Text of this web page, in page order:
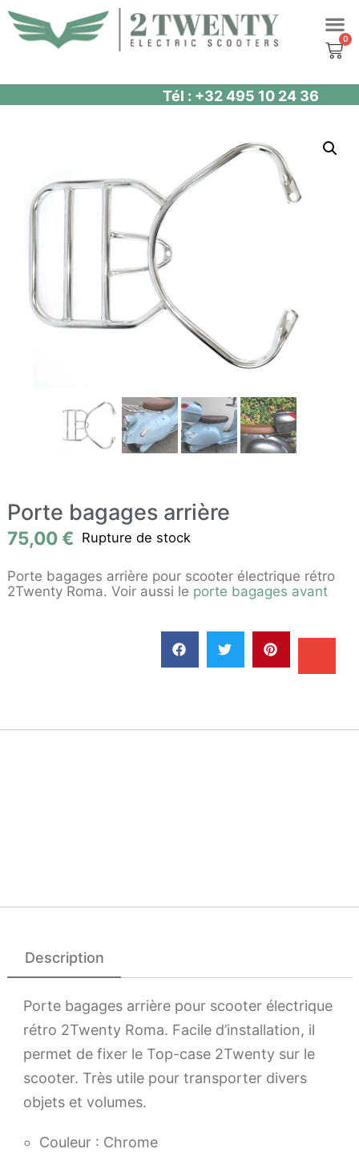
Aller
au
Tél : +32 495 10 24 36
Porte bagages arrière
75,00€ Rupture de stock
Porte bagages arrière pour scooter électrique rétro
2Twenty Roma. Voir aussi le porte bagages avant
Description
Porte bagages arrière pour scooter électrique
rétro 2Twenty Roma. Facile d’installation, il
permet de fixer le Top-case 2Twenty sur le
scooter. Très utile pour transporter divers
objets et volumes.
Couleur : Chrome